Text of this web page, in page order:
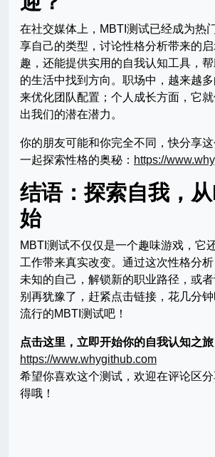
在社交媒体上，MBTI测试已经成为热
享自己的类型，讨论性格分析带来的
趣，还能提供实用的自我认知工具，
的生活中找到方向。职场中，越来越
来优化团队配置；个人成长方面，它
出我们的潜在潜力。
你的朋友可能和你完全不同，快分享这
一起探索性格的奥秘： https://
结语：探索自我，
始
MBTI测试不仅仅是一个趣味游戏，它
工作带来真实改变。通过这次性格分
未知的自己，解锁新的职业路径，或者
别再犹豫了，赶紧点击链接，花几分
流行的MBTI测试吧！
点击这里，立即开始你的自我认知之旅
https://www.whygithub.com
希望你喜欢这个测试，欢迎在评论区
得哦！